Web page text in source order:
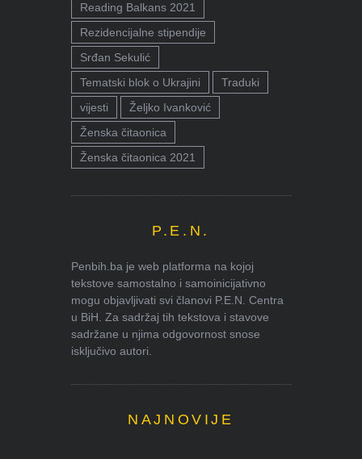
Reading Balkans 2021
Rezidencijalne stipendije
Srđan Sekulić
Tematski blok o Ukrajini
Traduki
vijesti
Željko Ivanković
Ženska čitaonica
Ženska čitaonica 2021
P.E.N.
Penbih.ba je web platforma na kojoj
tekstove samostalno i samoinicijativno
mogu objavljivati svi članovi P.E.N. Centra
u BiH. Za sadržaj tih tekstova i stavove
sadržane u njima odgovornost snose
isključivo autori.
NAJNOVIJE